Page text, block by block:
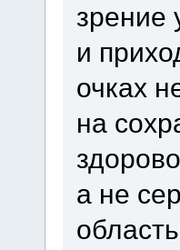
зрение
и
очках
на
а не